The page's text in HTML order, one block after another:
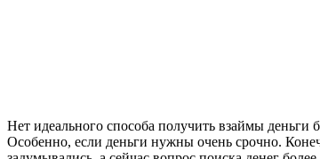
Нет идеального способа получить взаймы
Особенно, если деньги нужны очень срочно.